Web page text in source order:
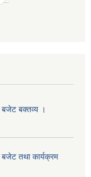
बजेट बक्तव्य ।
बजेट तथा कार्यक्रम